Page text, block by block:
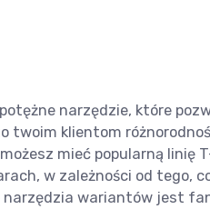
narzędzie, które
twoim klientom
mieć popularną
w zależności od tego,
narzędzia wariantów jest